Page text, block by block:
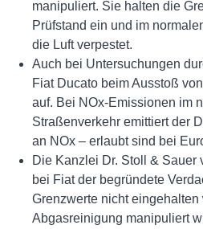
manipuliert. Sie halten die
Prüfstand ein und im
die Luft verpestet.
Auch bei Untersuchungen
Fiat Ducato beim Ausstoß
auf. Bei NOx-Emissionen im
Straßenverkehr emittiert der
an NOx – erlaubt sind bei
Die Kanzlei Dr. Stoll & Sauer
bei Fiat der begründete
Grenzwerte nicht
Abgasreinigung manipuliert